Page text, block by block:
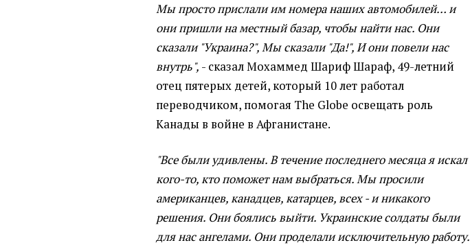
Мы просто прислали им номера наших автомобилей… и
они пришли на местный базар, чтобы найти нас. Они
сказали "Украина?", Мы сказали "Да!", И они повели нас
внутрь", - сказал Мохаммед Шариф Шараф, 49-летний
отец пятерых детей, который 10 лет работал
переводчиком, помогая The Globe освещать роль
Канады в войне в Афганистане.
"Все были удивлены. В течение последнего месяца я искал
кого-то, кто поможет нам выбраться. Мы просили
американцев, канадцев, катарцев, всех - и никакого
решения. Они боялись выйти. Украинские солдаты были
для нас ангелами. Они проделали исключительную работу.